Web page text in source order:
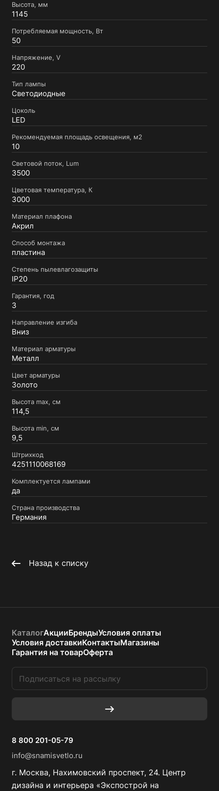
Высота, мм
1145
Потребляемая мощность, Вт
50
Напряжение, V
220
Тип лампы
Светодиодные
Цоколь
LED
Рекомендуемая площадь освещения, м2
10
Световой поток, Lum
3500
Цветовая температура, К
3000
Материал плафона
Акрил
Способ монтажа
пластина
Степень пылевлагозащиты
IP20
Гарантия, год
3
Направление изгиба
Вниз
Материал арматуры
Металл
Цвет арматуры
Золото
Высота max, см
114,5
Высота min, см
9,5
Штрихкод
4251110068169
Комплектуется лампами
да
Страна производства
Германия
Назад к списку
КаталогАкцииБрендыУсловия оплаты
Условия доставкиКонтактыМагазины
Гарантия на товарОферта
8 800 201-05-79
info@snamisvetlo.ru
г. Москва, Нахимовский проспект, 24. Центр
дизайна и интерьера «Экспострой на